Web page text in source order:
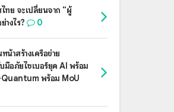
ทย จะเปลี่ยนจาก "ผู้
างไร?
0
น้าสร้างเครือข่าย
อภัยไซเบอร์ยุค AI พร้อม
Quantum พร้อม MoU